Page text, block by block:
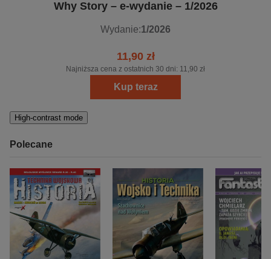
Why Story – e-wydanie – 1/2026
Wydanie:1/2026
11,90 zł
Najniższa cena z ostatnich 30 dni: 11,90 zł
Kup teraz
High-contrast mode
Polecane